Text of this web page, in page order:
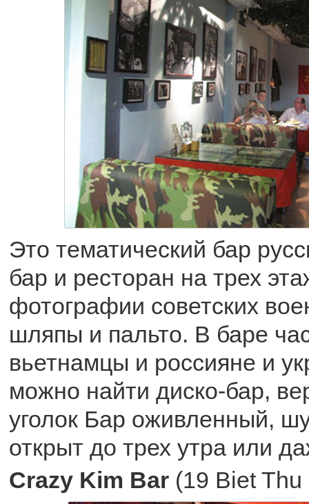
Это тематический бар
бар и ресторан на трех
фотографии советских
шляпы и пальто. В баре
вьетнамцы и россияне и
можно найти диско-бар,
уголок Бар оживленный,
открыт до трех утра или
Crazy Kim Bar (19 Biet Thu